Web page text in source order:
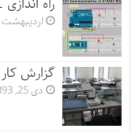
اردیبهشت 4,
گزارش
دی 25, 1393